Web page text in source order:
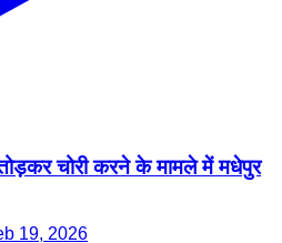
चोरी करने के मामले में मधेपुर
19, 2026